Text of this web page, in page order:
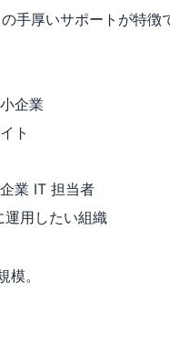
手厚いサポートが特
企業
ト
業 IT 担当者
用したい組織
。